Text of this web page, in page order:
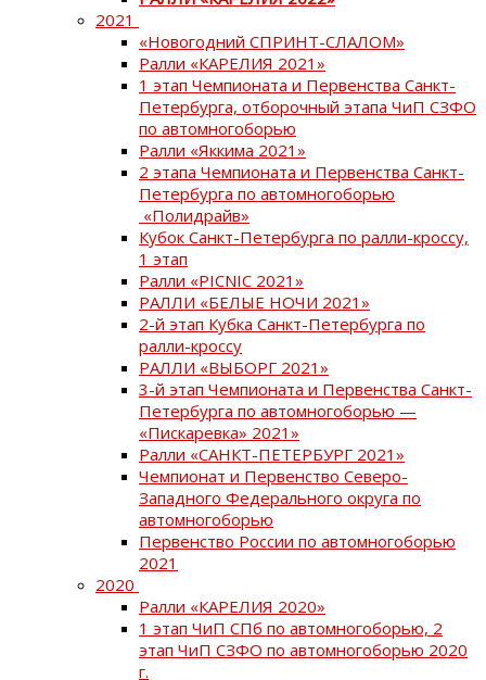
2021
«Новогодний СПРИНТ-СЛАЛОМ»
Ралли «КАРЕЛИЯ 2021»
1 этап Чемпионата и Первенства Санкт-
Петербурга, отборочный этапа ЧиП СЗФО
по автомногоборью
Ралли «Яккима 2021»
2 этапа Чемпионата и Первенства Санкт-
Петербурга по автомногоборью
«Полидрайв»
Кубок Санкт-Петербурга по ралли-кроссу,
1 этап
Ралли «PICNIC 2021»
РАЛЛИ «БЕЛЫЕ НОЧИ 2021»
2-й этап Кубка Санкт-Петербурга по
ралли-кроссу
РАЛЛИ «ВЫБОРГ 2021»
3-й этап Чемпионата и Первенства Санкт-
Петербурга по автомногоборью —
«Пискаревка» 2021»
Ралли «САНКТ-ПЕТЕРБУРГ 2021»
Чемпионат и Первенство Северо-
Западного Федерального округа по
автомногоборью
Первенство России по автомногоборью
2021
2020
Ралли «КАРЕЛИЯ 2020»
1 этап ЧиП СПб по автомногоборью, 2
этап ЧиП СЗФО по автомногоборью 2020
г.